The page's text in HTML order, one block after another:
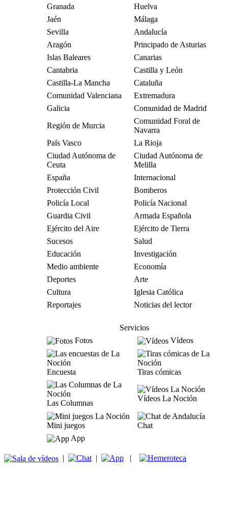
Granada
Huelva
Jaén
Málaga
Sevilla
Andalucía
Aragón
Principado de Asturias
Islas Baleares
Canarias
Cantabria
Castilla y León
Castilla-La Mancha
Cataluña
Comunidad Valenciana
Extremadura
Galicia
Comunidad de Madrid
Región de Murcia
Comunidad Foral de
Navarra
País Vasco
La Rioja
Ciudad Autónoma de
Ceuta
Ciudad Autónoma de
Melilla
España
Internacional
Protección Civil
Bomberos
Policía Local
Policía Nacional
Guardia Civil
Armada Española
Ejército del Aire
Ejército de Tierra
Sucesos
Salud
Educación
Investigación
Medio ambiente
Economía
Deportes
Arte
Cultura
Iglesia Católica
Reportajes
Noticias del lector
Servicios
Fotos
Vídeos
Encuesta Tiras cómicas
Las Columnas
Vídeos La Noción
Mini juegos
Chat
App
| | |